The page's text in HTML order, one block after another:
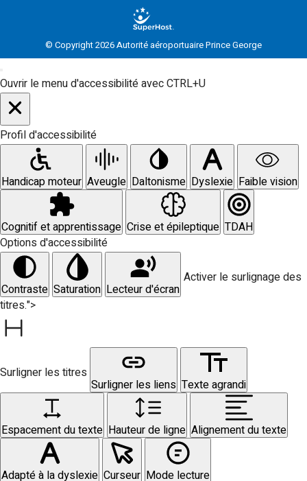
© Copyright 2026 Autorité aéroportuaire Prince George
Ouvrir le menu d'accessibilité avec CTRL+U
Profil d'accessibilité
Handicap moteur Aveugle Daltonisme Dyslexie Faible vision
Cognitif et apprentissage Crise et épileptique TDAH
Options d'accessibilité
Contraste Saturation Lecteur d'écran
Activer le surlignage des
titres.">
Surligner les titres
Surligner les liens Texte agrandi
Espacement du texte Hauteur de ligne Alignement du texte
Adapté à la dyslexie Curseur Mode lecture